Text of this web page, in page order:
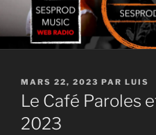
PUBLIÉ
LE
MARS 22, 2023 PAR LUIS
Le Café Paroles
2023